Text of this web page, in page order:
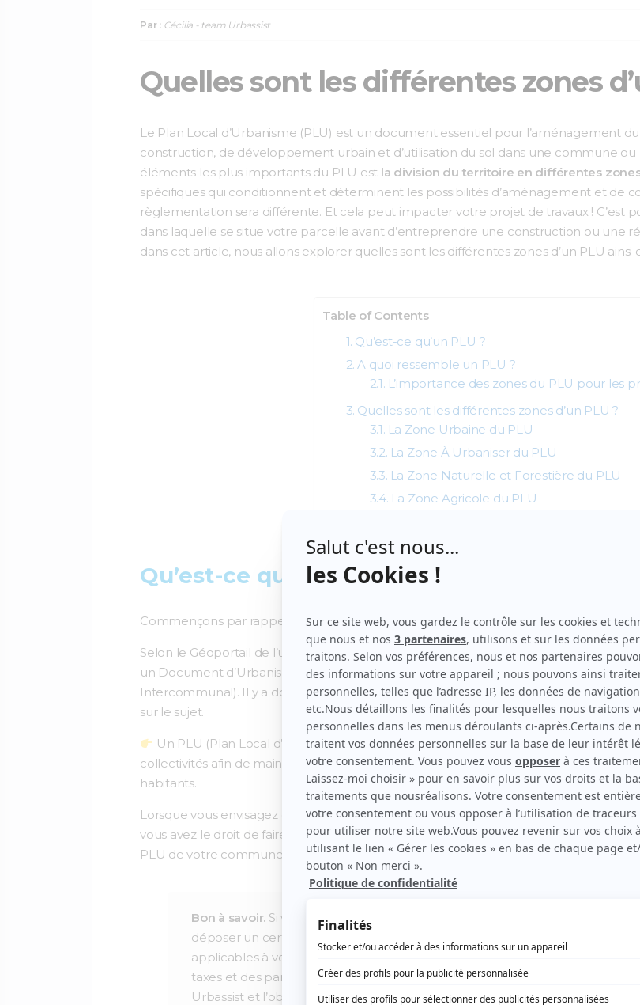
Par : Cécilia - team Urbassist
Quelles sont les différentes zones
Le Plan Local d’Urbanisme (PLU) est un document essentiel pour l’aménagement
construction, de développement urbain et d’utilisation du sol dans une commune
éléments les plus importants du PLU est la division du territoire en différentes
spécifiques qui conditionnent et déterminent les possibilités d’aménagement et de
règlementation sera différente. Et cela peut impacter votre projet de travaux ! C’est
dans laquelle se situe votre parcelle avant d’entreprendre une construction ou une
dans cet article, nous allons explorer quelles sont les différentes zones d’un PLU
Table of Contents
Qu’est-ce qu’un PLU ?
A quoi ressemble un PLU ?
L’importance des zones du PLU pour les
Quelles sont les différentes zones d’un PLU ?
La Zone Urbaine du PLU
La Zone À Urbaniser du PLU
La Zone Naturelle et Forestière du PLU
La Zone Agricole du PLU
Qu’est-ce qu’un PLU ?
Commençons par rappeler ce qu’est exactement unPLUet pourquoi nous parlons
Selon le Géoportail de l’urbanisme, en octobre 2024, 88.06% des communes qui
un Document d’Urbanisme. Et parmi celles-ci, environ 87% sont couvertes par un
Intercommunal). Il y a donc de fortes chances pour que vous soyez soumis à ce
sur le sujet.
Un PLU (Plan Local d’Urbanisme) estun document d’urbanisme à caractère
collectivités afin de maintenir une cohérence sur le territoire tout en participant à
habitants.
Lorsque vous envisagez de réaliser des travaux de construction ou de rénovation
vous avez le droit de faire ou non. Et ce, avant même de déposer l’autorisation
PLU de votre commune est essentiel.
Bon à savoir. Si vous voulez connaître toutes les règles d’urbanisme de
déposer un certificat d’urbanisme en mairie. Cette demande vous
applicables à votre terrain comme, entre autres, les limites administratives
taxes et des participations d’urbanisme… Pour préparer votre dossier de
Urbassist et l’obtenir pour seulement19€!